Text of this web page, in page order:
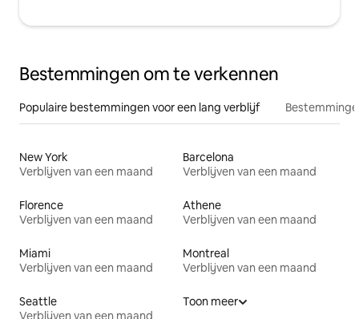
Bestemmingen om te verkennen
Populaire bestemmingen voor een lang verblijf
New York
Verblijven van een maand
Barcelona
Verblijven van een maand
Florence
Verblijven van een maand
Athene
Verblijven van een maand
Miami
Verblijven van een maand
Montreal
Verblijven van een maand
Seattle
Toon meer